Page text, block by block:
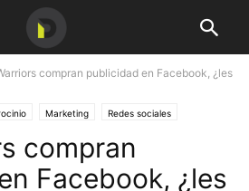
compran publicidad en Facebook, ¿les
Marketing Redes sociales
compran
Facebook, ¿les